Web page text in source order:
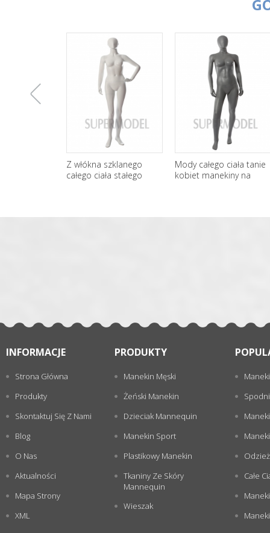
Z włókna szklanego
całego ciała stałego
Mody całego ciała tanie
kobiet manekiny na
INFORMACJE
Strona Główna
Produkty
Skontaktuj Się Z Nami
Blog
O Nas
Aktualności
Mapa Strony
XML
PRODUKTY
Manekin Męski
Żeński Manekin
Dzieciak Mannequin
Manekin Sport
Plastikowy Manekin
Tkaniny Ze Skóry
Mannequin
Wieszak
Całe